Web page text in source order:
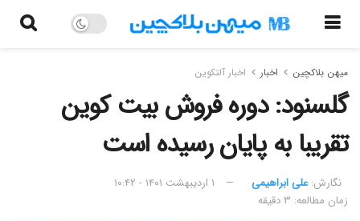
میهن بلاکچین اخبار اخبار آلتکوین
گلسنود: دوره فروش بیت کوین
تقریبا به پایان رسیده است
نگارش:‌ علی ابراهیمی
۱ اردیبهشت ۱۴۰۱ - ۱۰:۴۲
زمان مطالعه: ۳ دقیقه